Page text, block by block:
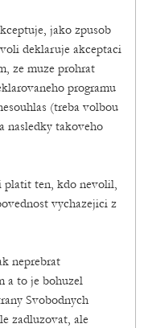
jako zpusob
deklaruje akceptaci
ze muze prohrat
programu
(treba volbou
nasledky takoveho
platit ten, kdo nevolil,
vychazejici z
neprebrat
a to je bohuzel
Svobodnych
zadluzovat, ale